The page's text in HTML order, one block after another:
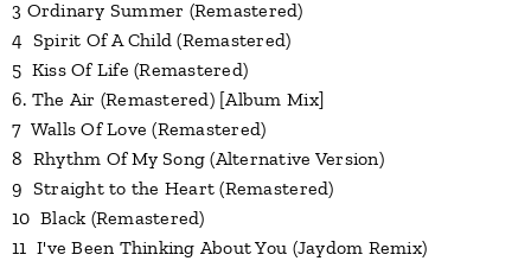
3 Ordinary Summer (Remastered)
4 Spirit Of A Child (Remastered)
5 Kiss Of Life (Remastered)
6. The Air (Remastered) [Album Mix]
7 Walls Of Love (Remastered)
8 Rhythm Of My Song (Alternative Version)
9 Straight to the Heart (Remastered)
10 Black (Remastered)
11 I've Been Thinking About You (Jaydom Remix)